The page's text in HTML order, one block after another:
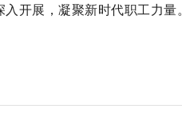
开展，凝聚新时代职工力量。